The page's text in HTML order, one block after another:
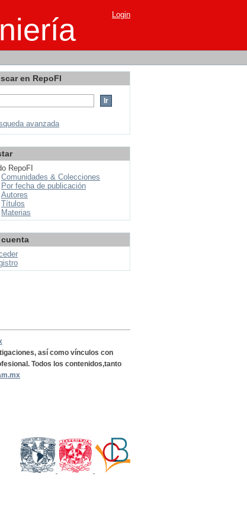
Login
en RepoFI
avanzada
RepoFI
Comunidades & Colecciones
Por fecha de publicación
Autores
Títulos
Materias
cuenta
así como vínculos con
Todos los contenidos,tanto